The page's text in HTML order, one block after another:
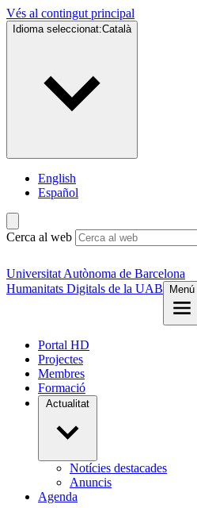
Vés al contingut principal
Idioma seleccionat:Català
English
Español
Cerca al web
Universitat Autònoma de Barcelona
Humanitats Digitals de la UAB
Menú
Portal HD
Projectes
Membres
Formació
Actualitat
Notícies destacades
Anuncis
Agenda